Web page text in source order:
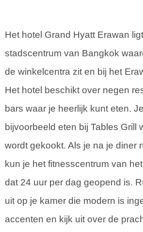
Het hotel Grand Hyatt Erawan
stadscentrum van Bangkok
de winkelcentra zit en bij het
Het hotel beschikt over negen
bars waar je heerlijk kunt eten.
bijvoorbeeld eten bij Tables Grill
wordt gekookt. Als je na je diner
kun je het fitnesscentrum van
dat 24 uur per dag geopend is.
uit op je kamer die modern is
accenten en kijk uit over de